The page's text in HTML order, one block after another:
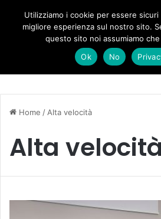
Home / Alta velocità
Alta velocità
Utilizziamo i cookie per essere
migliore esperienza sul nostro sito.
questo sito noi assumiamo
Ok
No